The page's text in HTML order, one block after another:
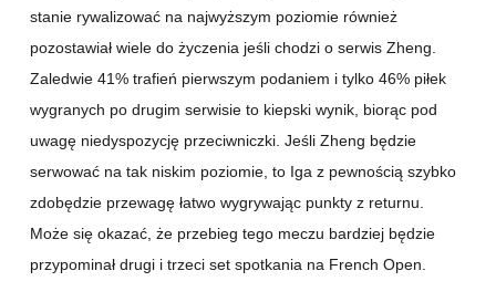
stanie rywalizować na najwyższym poziomie również
pozostawiał wiele do życzenia jeśli chodzi o serwis Zheng.
Zaledwie 41% trafień pierwszym podaniem i tylko 46% piłek
wygranych po drugim serwisie to kiepski wynik, biorąc pod
uwagę niedyspozycję przeciwniczki. Jeśli Zheng będzie
serwować na tak niskim poziomie, to Iga z pewnością szybko
zdobędzie przewagę łatwo wygrywając punkty z returnu.
Może się okazać, że przebieg tego meczu bardziej będzie
przypominał drugi i trzeci set spotkania na French Open.